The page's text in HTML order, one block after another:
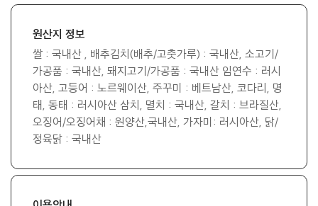
원산지 정보
쌀 : 국내산 , 배추김치(배추/고춧가루) : 국내산, 소고기/
가공품 : 국내산, 돼지고기/가공품 : 국내산 임연수 : 러시
아산, 고등어 : 노르웨이산, 주꾸미 : 베트남산, 코다리, 명
태, 동태 : 러시아산 삼치, 멸치 : 국내산, 갈치 : 브라질산,
오징어/오징어채 : 원양산,국내산, 가자미: 러시아산, 닭/
정육닭 : 국내산